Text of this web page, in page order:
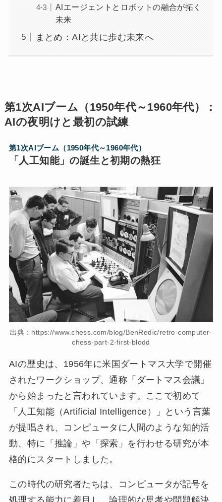
AIエージェントとロボットの融合が拓く
未来
まとめ：AIと共に歩む未来へ
第1次AIブーム（1950年代～1960年代）：
AIの夜明けと最初の試練
第1次AIブーム（1950年代～1960年代）
「人工知能」の誕生と初期の熱狂
出典：https://www.chess.com/blog/BenRedic/retro-computer-
chess-part-2-first-blodd
AIの歴史は、1956年に米国ダートマス大学で開催
されたワークショップ、通称「ダートマス会議」
から始まったと言われています。ここで初めて
「人工知能（Artificial Intelligence）」という言葉
が提唱され、コンピュータに人間のような知的活
動、特に「推論」や「探索」を行わせる研究が本
格的にスタートしました。
この時代の研究者たちは、コンピュータが記号を